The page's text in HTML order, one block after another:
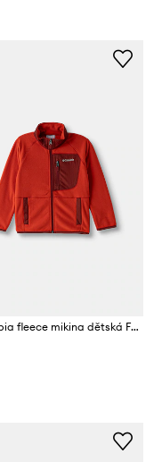
Columbia fleece mikina dětská Fast Trek